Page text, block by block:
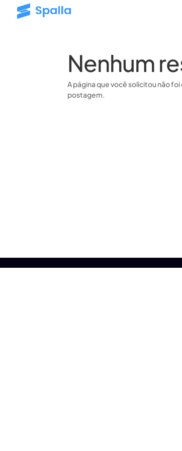
Nenhum
A página que você solicitou não
postagem.